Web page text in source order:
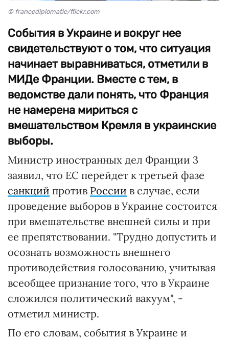
© francediplomatie/flickr.com
События в Украине и вокруг нее
свидетельствуют о том, что ситуация
начинает выравниваться, отметили в
МИДе Франции. Вместе с тем, в
ведомстве дали понять, что Франция
не намерена мириться с
вмешательством Кремля в украинские
выборы.
Министр иностранных дел Франции 3
заявил, что ЕС перейдет к третьей фазе
санкций против России в случае, если
проведение выборов в Украине состоится
при вмешательстве внешней силы и при
ее препятствовании. "Трудно допустить и
осознать возможность внешнего
противодействия голосованию, учитывая
всеобщее признание того, что в Украине
сложился политический вакуум", -
отметил министр.
По его словам, события в Украине и